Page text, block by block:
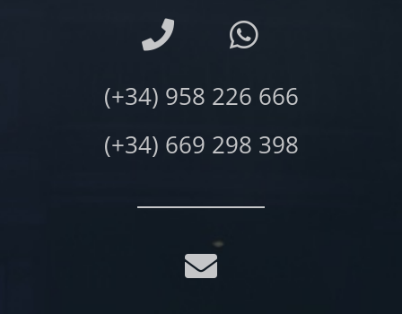
(+34) 958 226 666
(+34) 669 298 398